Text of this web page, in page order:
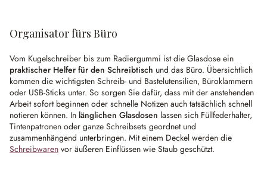
Organisator fürs Büro
Vom Kugelschreiber bis zum Radiergummi ist die Glasdose ein
praktischer Helfer für den Schreibtisch und das Büro. Übersichtlich
kommen die wichtigsten Schreib- und Bastelutensilien, Büroklammern
oder USB-Sticks unter. So sorgen Sie dafür, dass mit der anstehenden
Arbeit sofort beginnen oder schnelle Notizen auch tatsächlich schnell
notieren können. In länglichen Glasdosen lassen sich Füllfederhalter,
Tintenpatronen oder ganze Schreibsets geordnet und
zusammenhängend unterbringen. Mit einem Deckel werden die
Schreibwaren vor äußeren Einflüssen wie Staub geschützt.